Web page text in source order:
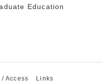
Education
Access Links